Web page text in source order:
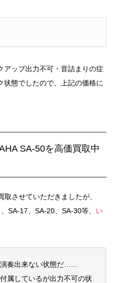
アップ出力不可・音詰まりの症
態でしたので、上記の価格に
SA-50を高価買取中
させていただきましたが、
SA-17、SA-20、SA-30等、 い
演奏出来ない状態だ……
属しているが出力不可の状